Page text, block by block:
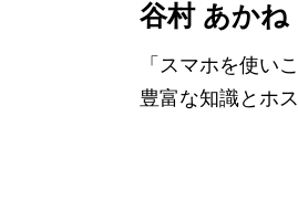
谷村 あかね
「スマホを使い
豊富な知識とホ